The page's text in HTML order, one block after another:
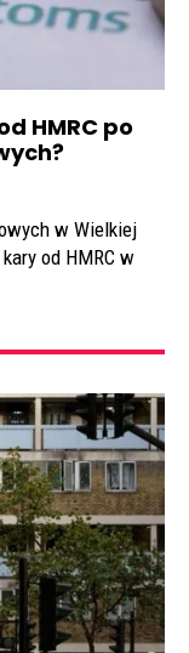
HMRC po
w Wielkiej
od HMRC w